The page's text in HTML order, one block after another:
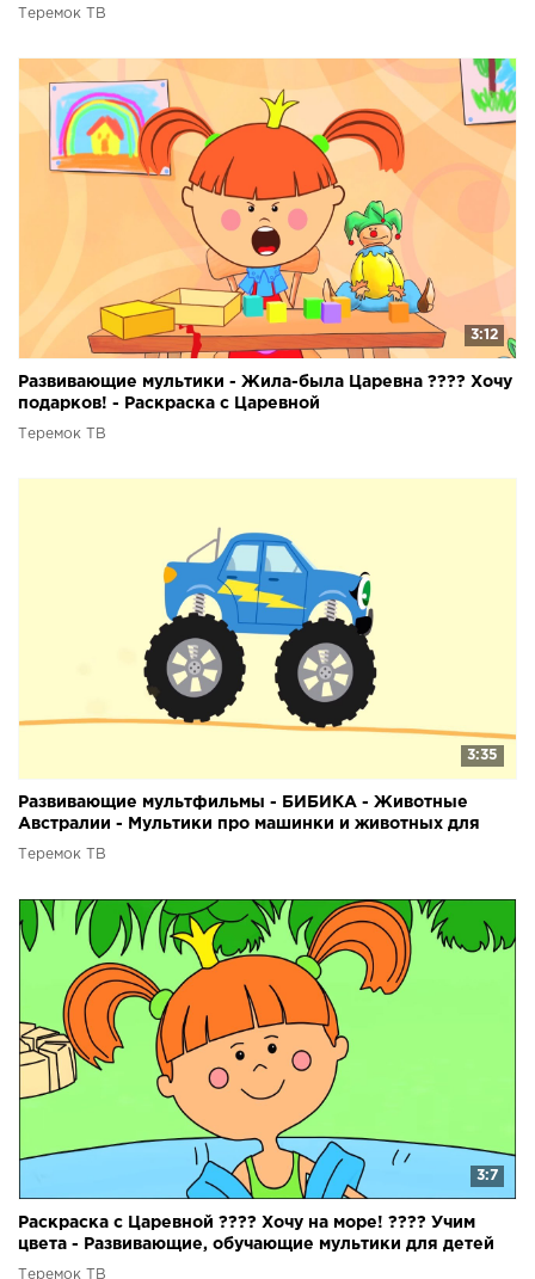
Теремок ТВ
3:12
Развивающие мультики - Жила-была Царевна ???? Хочу
подарков! - Раскраска с Царевной
Теремок ТВ
3:35
Развивающие мультфильмы - БИБИКА - Животные
Австралии - Мультики про машинки и животных для
детей
Теремок ТВ
3:7
Раскраска с Царевной ???? Хочу на море! ???? Учим
цвета - Развивающие, обучающие мультики для детей
Теремок ТВ